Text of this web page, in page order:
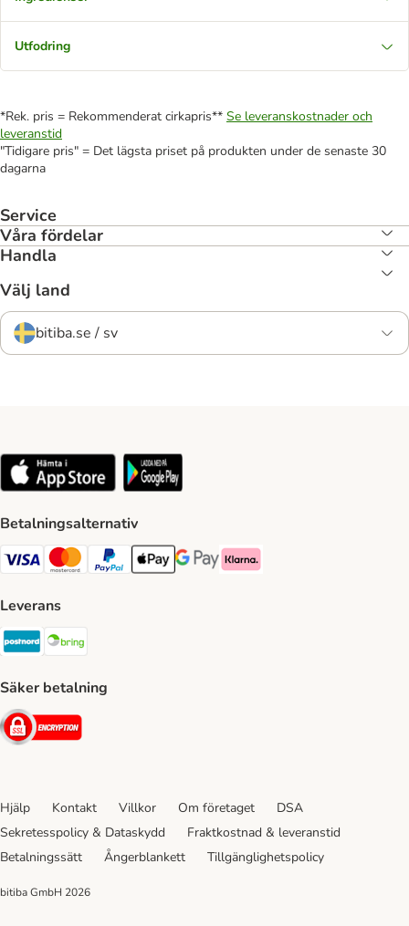
Utfodring
*Rek. pris = Rekommenderat cirkapris** Se leveranskostnader och
leveranstid
"Tidigare pris" = Det lägsta priset på produkten under de senaste 30
dagarna
Service
Våra fördelar
Handla
Välj land
bitiba.se / sv
Betalningsalternativ
VISA Payment Method
Mastercard Payment Method
Paypal Payment Method
Apple Pay Payment Method
Google Pay Payment Method
Klarna Payment Method
Leverans
Postnord Shipping Method
Säker betalning
Security
Hjälp Kontakt Villkor Om företaget
DSA
Sekretesspolicy & Dataskydd
Fraktkostnad & leveranstid
Betalningssätt
Ångerblankett Tillgänglighetspolicy
bitiba GmbH 2026